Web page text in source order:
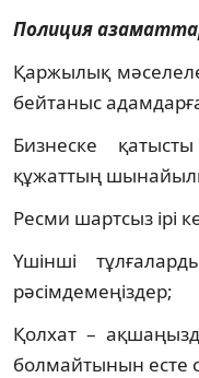
Полиция
Қаржылық
бейтаныс
Бизнеске
құжаттың
Ресми шартсыз ірі
Үшінші
рәсімдемеңіздер;
Қолхат –
болмайтынын есте